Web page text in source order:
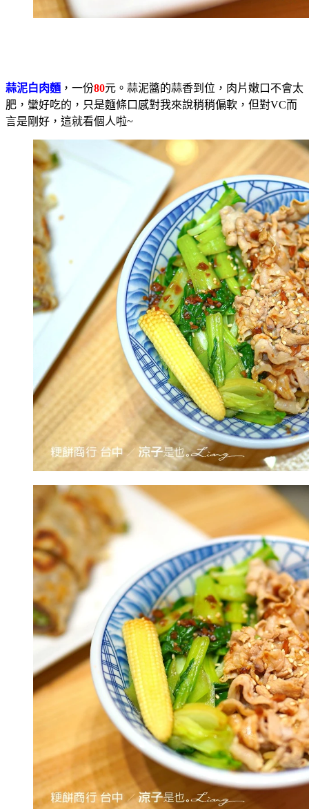
蒜泥白肉麵 ，一份80元。蒜泥醬的蒜香到位，肉片嫩口不會太
肥，蠻好吃的，只是麵條口感對我來說稍稍偏軟，但對VC而
言是剛好，這就看個人啦~